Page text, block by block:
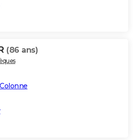
(86 ans)